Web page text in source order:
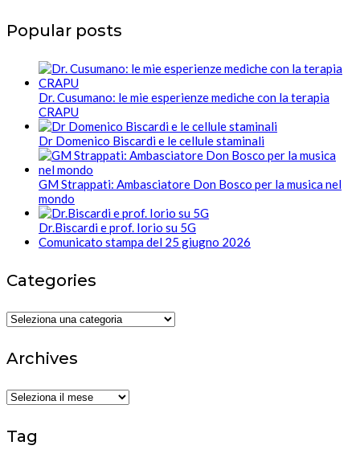
Popular posts
Dr. Cusumano: le mie esperienze mediche con la terapia
CRAPU
Dr Domenico Biscardi e le cellule staminali
GM Strappati: Ambasciatore Don Bosco per la musica nel
mondo
Dr.Biscardi e prof. Iorio su 5G
Comunicato stampa del 25 giugno 2026
Categories
Categories
Archives
Archives
Tag